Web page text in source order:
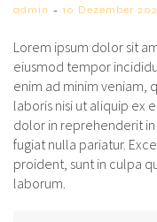
admin - 10 Dezember
Lorem ipsum dolor sit
eiusmod tempor
enim ad minim veniam,
laboris nisi ut aliquip ex
dolor in reprehenderit
fugiat nulla pariatur.
proident, sunt in culpa
laborum.